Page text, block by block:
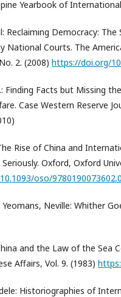
Yearbook of
Reclaiming Democracy:
National Courts. The
2. (2008) https://doi.org/
Finding Facts but Missing
Case Western Reserve
Rise of China and
Oxford, Oxford
oso/
Yeomans, Neville: Whither
and the Law of the Sea
Affairs, Vol. 9. (1983)
Historiographies of